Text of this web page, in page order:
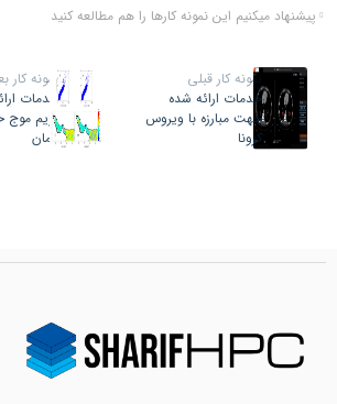
پیشنهاد میکنیم این نمونه کارها را هم مطالعه کنید
نمونه کار قبلی
خدمات ارائه شده
جهت مبارزه با ویروس
کرونا
نمونه کار
خدمات
رژیم موج
عمان